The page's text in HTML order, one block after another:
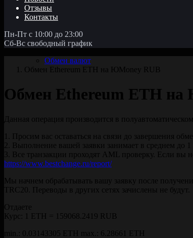
Отзывы
Контакты
Пн-Пт с 10:00 до 23:00
Сб-Вс свободный график
Обмен валют
Обмен Ethereum ETH на ЮMoney RUB
Обмен Ethereum ETH
Данная операция производится в
1. Просим вас оставаться на связи до завершения
2. Выполнение вашей заявки занимает в среднем до
3. Все транзакции проходят AML проверку. Если вы
https://www.bestchange.ru/report/
Мы начнем обрабатывать вашу заявку после
TRC20. Переводы в других сетях зачислены не будут.
Отдаете
Курс:
1 ETH = 159068.2419 RUB
min.: 0.03143305 ETH max.: 6.28661 ETH